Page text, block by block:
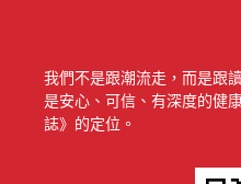
我們不是跟潮流走，而是跟
是安心、可信、有深度的健
誌》的定位。